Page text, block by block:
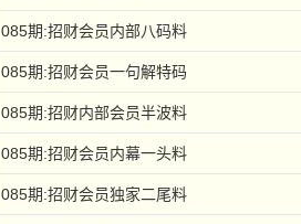
085期:招财会员内部八码料
085期:招财会员一句解特码
085期:招财内部会员半波料
085期:招财会员内幕一头料
085期:招财会员独家二尾料